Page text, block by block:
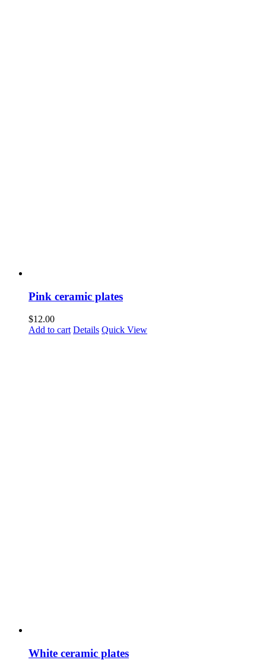
Pink ceramic plates
$12.00
Add to cart Details Quick View
White ceramic plates